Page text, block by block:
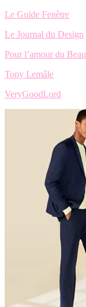
Le Guide Fenêtre
Le Journal du Design
Pour l’amour du Beau
Tony Lemâle
VeryGoodLord